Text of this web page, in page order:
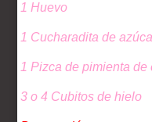
1 Huevo
1 Cucharadita de
1 Pizca de pimienta de
3 o 4 Cubitos de hielo